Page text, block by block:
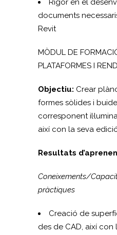
Rigor en el
documents
Revit
MÒDUL DE
PLATAFORMES I
Objectiu: Crear
formes sòlides i
corresponent
així con la seva
Resultats
Coneixements/
pràctiques
Creació de
des de CAD, així con